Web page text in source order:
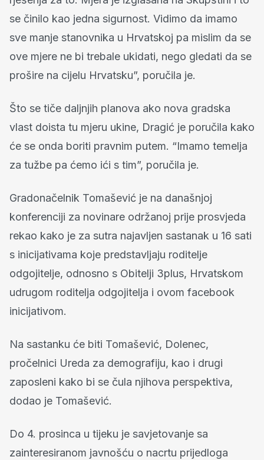
se činilo kao jedna sigurnost. Vidimo da imamo
sve manje stanovnika u Hrvatskoj pa mislim da se
ove mjere ne bi trebale ukidati, nego gledati da se
prošire na cijelu Hrvatsku”, poručila je.
Što se tiče daljnjih planova ako nova gradska
vlast doista tu mjeru ukine, Dragić je poručila kako
će se onda boriti pravnim putem. “Imamo temelja
za tužbe pa ćemo ići s tim”, poručila je.
Gradonačelnik Tomašević je na današnjoj
konferenciji za novinare održanoj prije prosvjeda
rekao kako je za sutra najavljen sastanak u 16 sati
s inicijativama koje predstavljaju roditelje
odgojitelje, odnosno s Obitelji 3plus, Hrvatskom
udrugom roditelja odgojitelja i ovom facebook
inicijativom.
Na sastanku će biti Tomašević, Dolenec,
pročelnici Ureda za demografiju, kao i drugi
zaposleni kako bi se čula njihova perspektiva,
dodao je Tomašević.
Do 4. prosinca u tijeku je savjetovanje sa
zainteresiranom javnošću o nacrtu prijedloga